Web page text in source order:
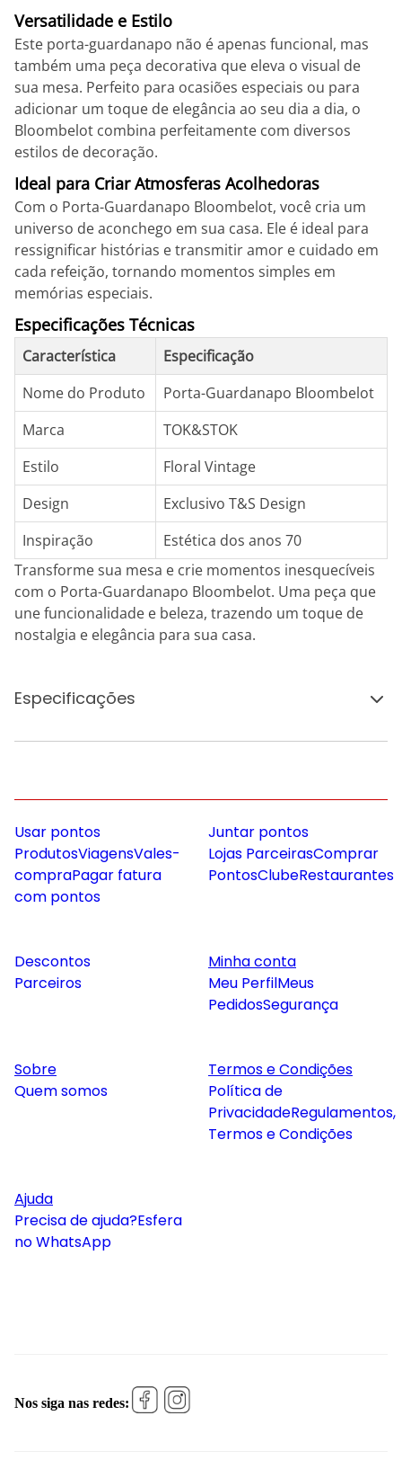
Versatilidade e Estilo
Este porta-guardanapo não é apenas funcional, mas
também uma peça decorativa que eleva o visual de
sua mesa. Perfeito para ocasiões especiais ou para
adicionar um toque de elegância ao seu dia a dia, o
Bloombelot combina perfeitamente com diversos
estilos de decoração.
Ideal para Criar Atmosferas Acolhedoras
Com o Porta-Guardanapo Bloombelot, você cria um
universo de aconchego em sua casa. Ele é ideal para
ressignificar histórias e transmitir amor e cuidado em
cada refeição, tornando momentos simples em
memórias especiais.
Especificações Técnicas
Característica
Especificação
Nome do Produto
Porta-Guardanapo Bloombelot
Marca
TOK&STOK
Estilo
Floral Vintage
Design
Exclusivo T&S Design
Inspiração
Estética dos anos 70
Transforme sua mesa e crie momentos inesquecíveis
com o Porta-Guardanapo Bloombelot. Uma peça que
une funcionalidade e beleza, trazendo um toque de
nostalgia e elegância para sua casa.
Especificações
Usar pontos
ProdutosViagensVales-
compraPagar fatura
com pontos
Juntar pontos
Lojas ParceirasComprar
PontosClubeRestaurantes
Descontos
Parceiros
Minha conta
Meu PerfilMeus
PedidosSegurança
Sobre
Quem somos
Termos e Condições
Política de
PrivacidadeRegulamentos,
Termos e Condições
Ajuda
Precisa de ajuda?Esfera
no WhatsApp
Nos siga nas redes: